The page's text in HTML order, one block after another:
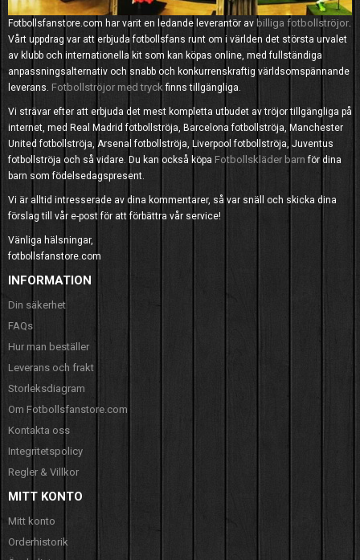
Fotbollsfanstore.com har varit en ledande leverantör av billiga fotbollströjor.
Vårt uppdrag var att erbjuda fotbollsfans runt om i världen det största urvalet
av klubb och internationella kit som kan köpas online, med fullständiga
anpassningsalternativ och snabb och konkurrenskraftig världsomspännande
leverans. Fotbollströjor med tryck finns tillgängliga.
Vi strävar efter att erbjuda det mest kompletta utbudet av tröjor tillgängliga på
internet, med Real Madrid fotbollströja, Barcelona fotbollströja, Manchester
United fotbollströja, Arsenal fotbollströja, Liverpool fotbollströja, Juventus
fotbollströja och så vidare. Du kan också köpa Fotbollskläder barn för dina
barn som födelsedagspresent.
Vi är alltid intresserade av dina kommentarer, så var snäll och skicka dina
förslag till vår e-post för att förbättra vår service!
Vänliga hälsningar,
fotbollsfanstore.com
INFORMATION
Din säkerhet
FAQs
Hur man beställer
Leverans och frakt
Storleksdiagram
Om Fotbollsfanstore.com
Kontakta oss
Integritetspolicy
Regler & Villkor
MITT KONTO
Mitt konto
Orderhistorik